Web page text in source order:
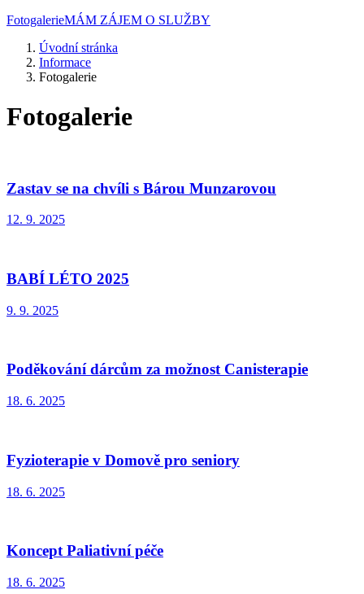
FotogalerieMÁM ZÁJEM O SLUŽBY
Úvodní stránka
Informace
Fotogalerie
Fotogalerie
Zastav se na chvíli s Bárou Munzarovou
12. 9. 2025
BABÍ LÉTO 2025
9. 9. 2025
Poděkování dárcům za možnost Canisterapie
18. 6. 2025
Fyzioterapie v Domově pro seniory
18. 6. 2025
Koncept Paliativní péče
18. 6. 2025